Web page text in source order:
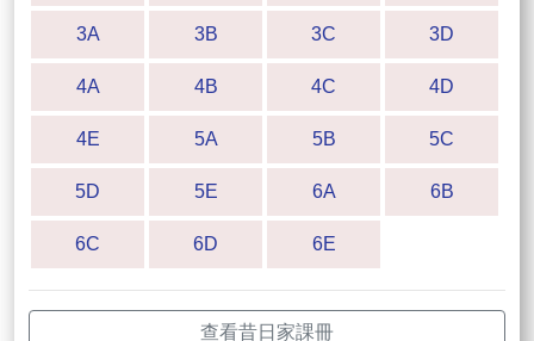
3A 3B 3C 3D
4A 4B 4C 4D
4E 5A 5B 5C
5D 5E 6A 6B
6C 6D 6E
查看昔日家課冊